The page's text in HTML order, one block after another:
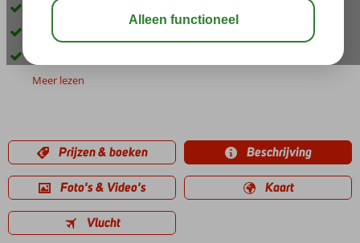
Op loopafstand van het strand en het centrum
Ruime kamers
Meer lezen
Prijzen & boeken Beschrijving
Foto's & Video's Kaart
Vlucht